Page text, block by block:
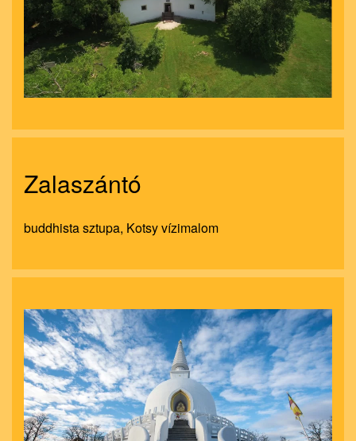
nagyít
Zalaszántó
buddhista sztupa, Kotsy vízimalom
nagyít